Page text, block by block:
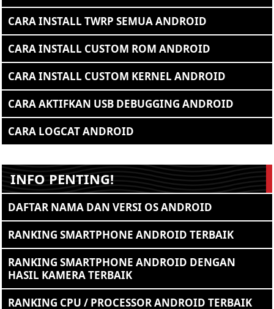
CARA INSTALL TWRP SEMUA ANDROID
CARA INSTALL CUSTOM ROM ANDROID
CARA INSTALL CUSTOM KERNEL ANDROID
CARA AKTIFKAN USB DEBUGGING ANDROID
CARA LOGCAT ANDROID
INFO PENTING!
DAFTAR NAMA DAN VERSI OS ANDROID
RANKING SMARTPHONE ANDROID TERBAIK
RANKING SMARTPHONE ANDROID DENGAN
HASIL KAMERA TERBAIK
RANKING CPU / PROCESSOR ANDROID TERBAIK